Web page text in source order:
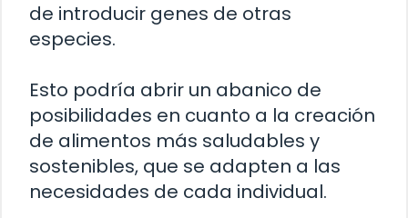
de introducir genes de otras
especies.
Esto podría abrir un abanico de
posibilidades en cuanto a la creación
de alimentos más saludables y
sostenibles, que se adapten a las
necesidades de cada individual.